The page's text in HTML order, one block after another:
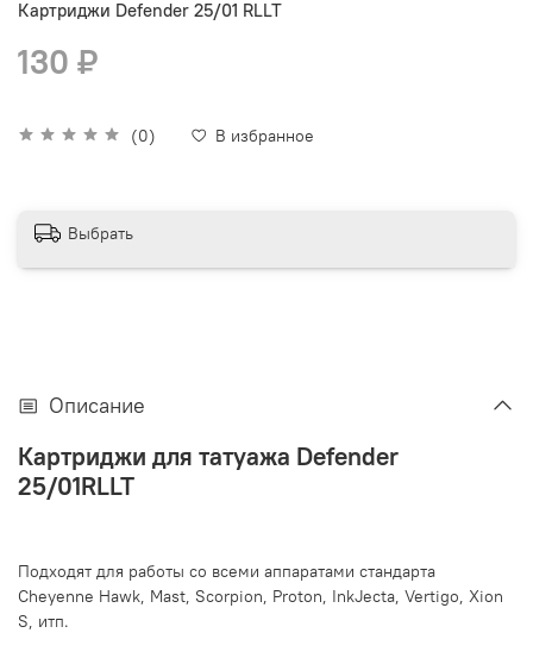
Картриджи Defender 25/01 RLLT
(0) В избранное
130 ₽
Выбрать
Описание
Картриджи для татуажа Defender
25/01RLLT
Подходят для работы со всеми аппаратами стандарта
Cheyenne Hawk, Mast, Scorpion, Proton, InkJecta, Vertigo, Xion
S, итп.